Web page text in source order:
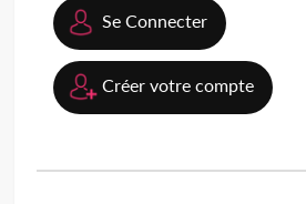
Se Connecter
Créer votre compte